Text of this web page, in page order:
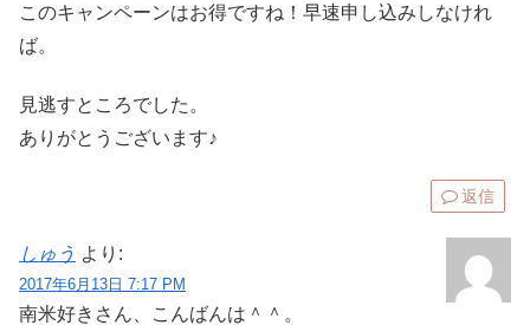
このキャンペーンはお得ですね！早速申し込みしなけれ
ば。
見逃すところでした。
ありがとうございます♪
返信
しゅう より:
2017年6月13日 7:17 PM
南米好きさん、こんばんは＾＾。